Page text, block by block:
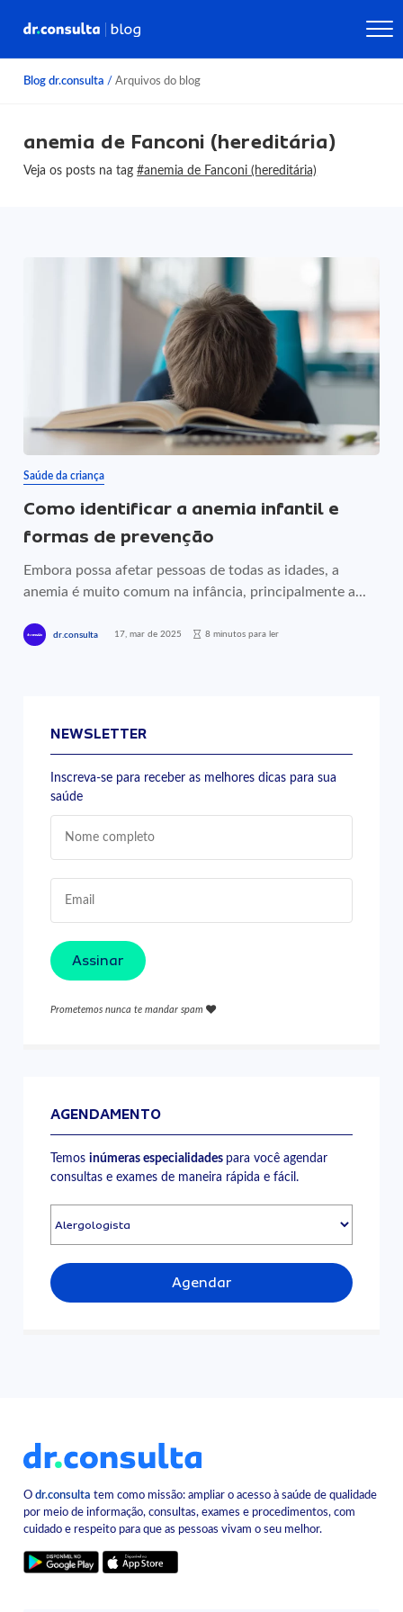
Blog dr.consulta / Arquivos do blog
anemia de Fanconi (hereditária)
Veja os posts na tag#anemia de Fanconi (hereditária)
Saúde da criança
Como identificar a anemia infantil e
formas de prevenção
Embora possa afetar pessoas de todas as idades, a
anemia é muito comum na infância, principalmente a...
dr.consulta 17, mar de 2025 8 minutos para ler
NEWSLETTER
Inscreva-se para receber as melhores dicas para sua
saúde
Assinar
Prometemos nunca te mandar spam
AGENDAMENTO
Temosinúmeras especialidades para você agendar
consultas e exames de maneira rápida e fácil.
Agendar
Odr.consulta tem como missão: ampliar o acesso à saúde de qualidade
por meio de informação, consultas, exames e procedimentos, com
cuidado e respeito para que as pessoas vivam o seu melhor.